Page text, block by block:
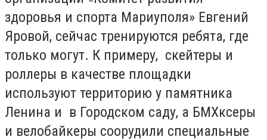
здоровья и спорта Мариуполя» Евгений
Яровой, сейчас тренируются ребята, где
только могут. К примеру, скейтеры и
роллеры в качестве площадки
используют территорию у памятника
Ленина и в Городском саду, а БМХксеры
и велобайкеры соорудили специальные